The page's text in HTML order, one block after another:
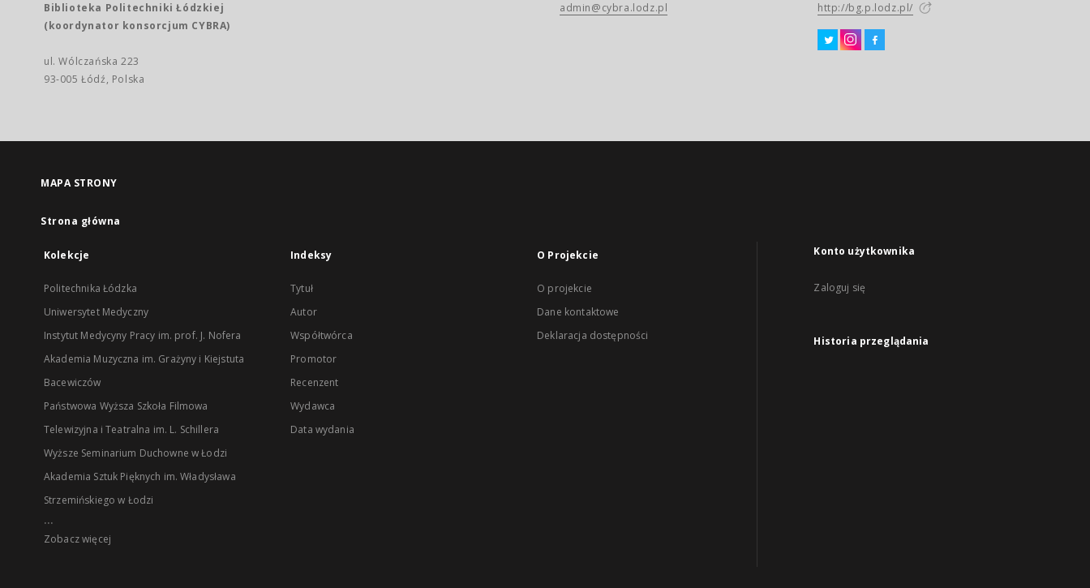
Biblioteka Politechniki Łódzkiej
(koordynator konsorcjum CYBRA)
ul. Wólczańska 223
93-005 Łódź, Polska
admin@cybra.lodz.pl http://bg.p.lodz.pl/
MAPA STRONY
Strona główna
Kolekcje
Politechnika Łódzka
Uniwersytet Medyczny
Instytut Medycyny Pracy im. prof. J. Nofera
Akademia Muzyczna im. Grażyny i Kiejstuta
Bacewiczów
Państwowa Wyższa Szkoła Filmowa
Telewizyjna i Teatralna im. L. Schillera
Wyższe Seminarium Duchowne w Łodzi
Akademia Sztuk Pięknych im. Władysława
Strzemińskiego w Łodzi
...
Zobacz więcej
Indeksy
Tytuł
Autor
Współtwórca
Promotor
Recenzent
Wydawca
Data wydania
O Projekcie
O projekcie
Dane kontaktowe
Deklaracja dostępności
Konto użytkownika
Zaloguj się
Historia przeglądania